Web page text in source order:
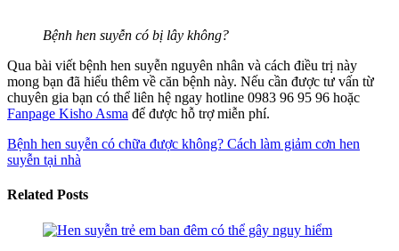
Bệnh hen suyễn có bị lây không?
Qua bài viết bệnh hen suyễn nguyên nhân và cách điều trị này
mong bạn đã hiểu thêm về căn bệnh này. Nếu cần được tư vấn từ
chuyên gia bạn có thể liên hệ ngay hotline 0983 96 95 96 hoặc
Fanpage Kisho Asma để được hỗ trợ miễn phí.
Bệnh hen suyễn có chữa được không? Cách làm giảm cơn hen
suyễn tại nhà
Related Posts